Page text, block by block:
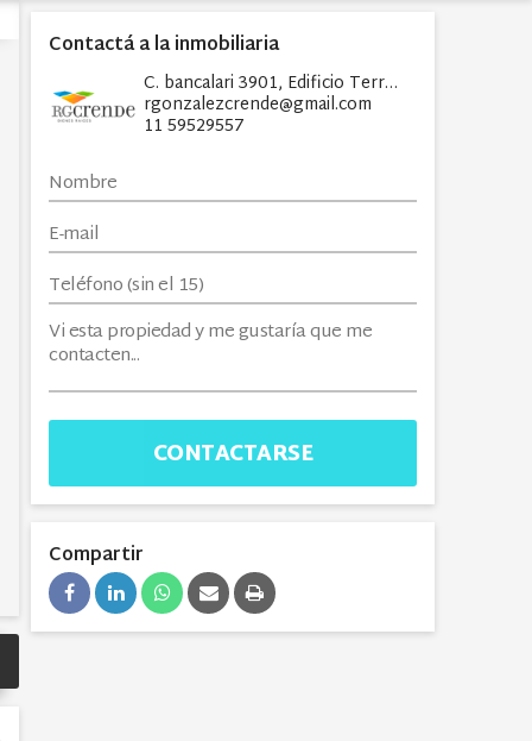
Contactá a la inmobiliaria
C. bancalari 3901, Edificio Terrazas A, dpto 13
rgonzalezcrende@gmail.com
11 59529557
CONTACTARSE
Compartir